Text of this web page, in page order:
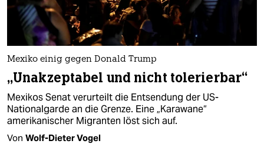
Mexiko einig gegen Donald Trump
„Unakzeptabel und nicht tolerierbar“
Mexikos Senat verurteilt die Entsendung der US-
Nationalgarde an die Grenze. Eine „Karawane“
amerikanischer Migranten löst sich auf.
Von Wolf-Dieter Vogel